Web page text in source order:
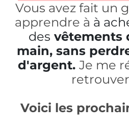
Vous avez fait un
apprendre à à
des vêtements
main, sans
d'argent. Je me
Voici les